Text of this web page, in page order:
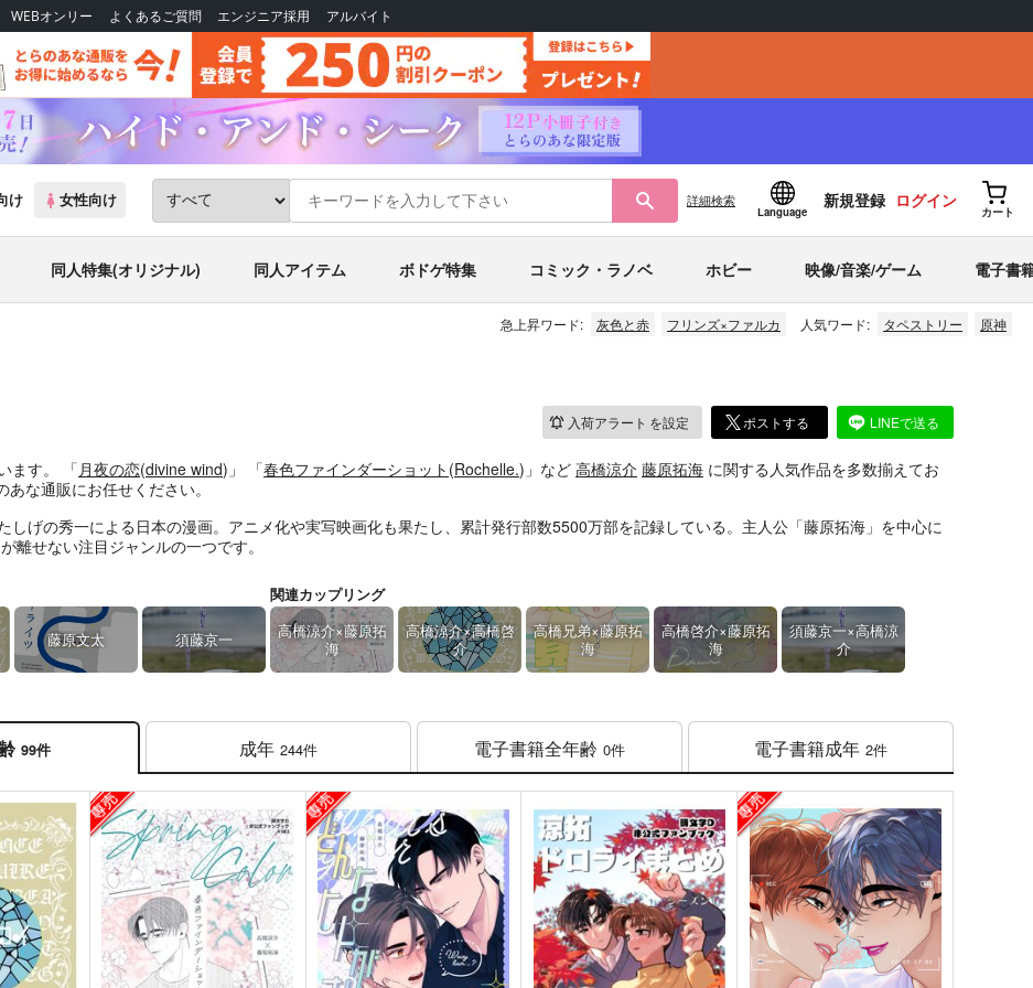
WEBオンリー よくあるご質問 エンジニア採用 アルバイト
け 女性向け 詳細検索
Language
新規登録 ログイン
カート
同人特集(オリジナル) 同人アイテム ボドゲ特集 コミック・ラノベ ホビー 映像/音楽/ゲーム 電子書
急上昇ワード: 灰色と赤 フリンズ×ファルカ 人気ワード: タペストリー 原神
入荷アラート を設定 ポストする LINEで送る
ます。 「月夜の恋(divine wind)」 「春色ファインダーショット (Rochelle.)」 など 高橋涼介 藤原拓海 に関する人気作品を多数揃えてお
な通販にお任せください。
しげの秀一による日本の漫画。アニメ化や実写映画化も果たし、累計発行部数5500万部を記録している。主人公「藤原拓海」を中心に
離せない注目ジャンルの一つです。
藤原文太 須藤京一
関連カップリング
高橋涼介×藤原拓
海
高橋涼介×高橋啓
介
高橋兄弟×藤原拓
海
高橋啓介×藤原拓
海
須藤京一×高橋涼
介
99件 成年 244件 電子書籍全年齢 0件 電子書籍成年 2件